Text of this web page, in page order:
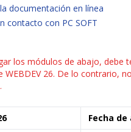
documentación en línea
contacto con PC SOFT
los módulos de abajo, debe
WEBDEV 26. De lo contrario,
Fecha